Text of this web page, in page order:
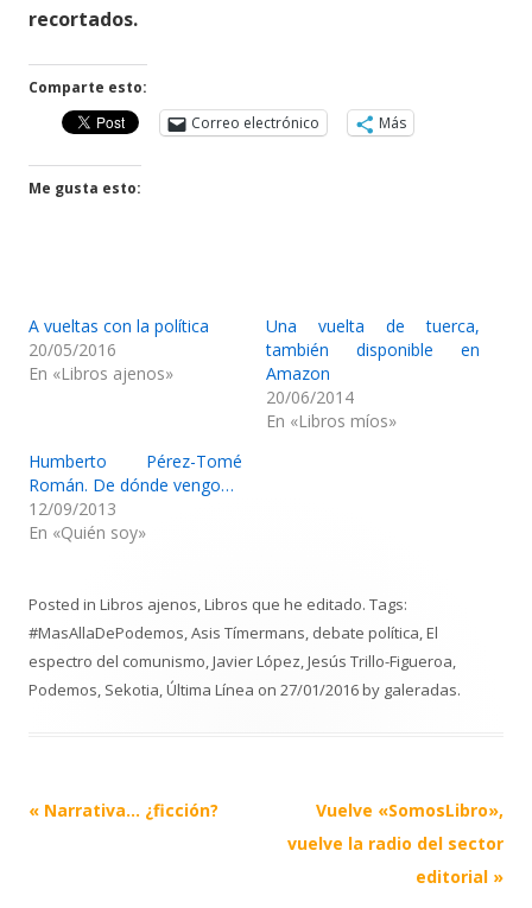
recortados.
Comparte esto:
Correo electrónico
Más
Me gusta esto:
A vueltas con la política
20/05/2016
En «Libros ajenos»
Una vuelta de tuerca,
también disponible en
Amazon
20/06/2014
En «Libros míos»
Humberto Pérez-Tomé
Román. De dónde vengo…
12/09/2013
En «Quién soy»
Posted in Libros ajenos,Libros que he editado. Tags:
#MasAllaDePodemos,Asis Tímermans, debate política,El
espectro del comunismo,Javier López,Jesús Trillo-Figueroa,
Podemos, Sekotia,Última Línea on 27/01/2016by galeradas.
Post
« Narrativa… ¿ficción?
Vuelve «SomosLibro»,
vuelve la radio del sector
editorial »